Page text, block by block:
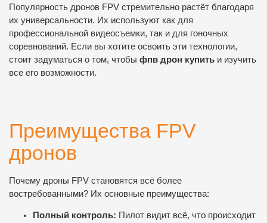
Популярность дронов FPV стремительно растёт благодаря
их универсальности. Их используют как для
профессиональной видеосъемки, так и для гоночных
соревнований. Если вы хотите освоить эти технологии,
стоит задуматься о том, чтобы фпв дрон купить и изучить
все его возможности.
Преимущества FPV
дронов
Почему дроны FPV становятся всё более
востребованными? Их основные преимущества:
Полный контроль: Пилот видит всё, что происходит